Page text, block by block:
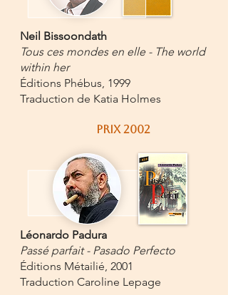
Neil Bissoondath
Tous ces mondes en elle - The world
within her
Éditions Phébus, 1999
Traduction de Katia Holmes
Léonardo Padura
Passé parfait - Pasado Perfecto
Éditions Métailié, 2001
Traduction Caroline Lepage
PRIX 2002